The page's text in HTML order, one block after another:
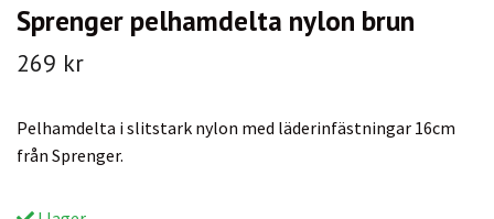
Sprenger pelhamdelta nylon brun
269 kr
Pelhamdelta i slitstark nylon med läderinfästningar 16cm
från Sprenger.